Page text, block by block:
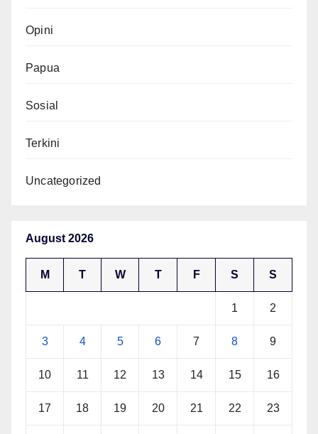
Opini
Papua
Sosial
Terkini
Uncategorized
August 2026
M T W T F S S
1 2
3 4 5 6 7 8 9
10 11 12 13 14 15 16
17 18 19 20 21 22 23